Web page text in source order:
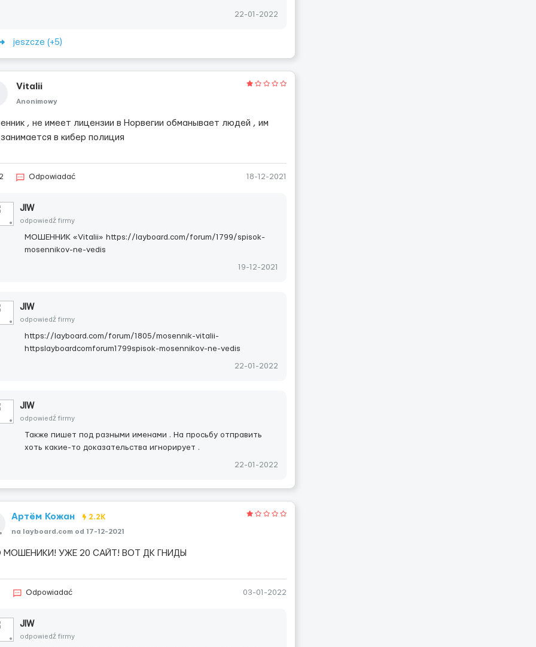
22-01-2022
jeszcze (+5)
Vitalii
Anonimowy
, не имеет лицензии в Норвегии обманывает людей , им
в кибер полиция
Odpowiadać 18-12-2021
JIW
odpowiedź firmy
МОШЕННИК «Vitalii» https://layboard.com/forum/1799/spisok-
mosennikov-ne-vedis
19-12-2021
JIW
odpowiedź firmy
https://layboard.com/forum/1805/mosennik-vitalii-
httpslayboardcomforum1799spisok-mosennikov-ne-vedis
22-01-2022
JIW
odpowiedź firmy
Также пишет под разными именами . На просьбу отправить
хоть какие-то доказательства игнорирует .
22-01-2022
Артём Кожан 2.2K
na layboard.com od 17-12-2021
МОШЕНИКИ! УЖЕ 20 САЙТ! ВОТ ДК ГНИДЫ
Odpowiadać 03-01-2022
JIW
odpowiedź firmy